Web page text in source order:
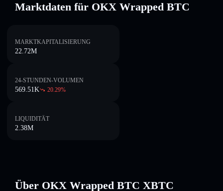
Marktdaten für OKX Wrapped BTC
MARKTKAPITALISIERUNG
22.72M
24-STUNDEN-VOLUMEN
569.51K 20.29%
LIQUIDITÄT
2.38M
Über OKX Wrapped BTC XBTC